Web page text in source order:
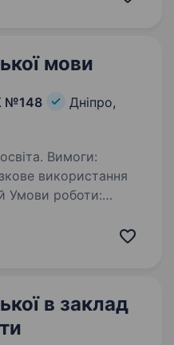
мови
№148
Дніпро,
Вимоги:
використання
0679574482
в заклад